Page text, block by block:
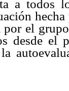
a todos
por el
desde